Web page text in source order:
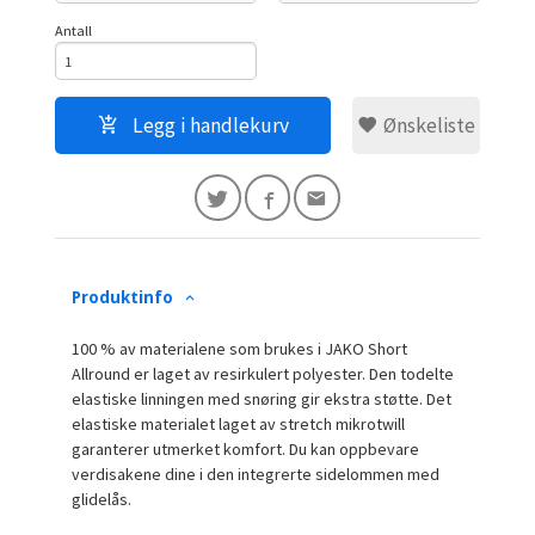
Antall
Legg i handlekurv Ønskeliste
Produktinfo
100 % av materialene som brukes i JAKO Short
Allround er laget av resirkulert polyester. Den todelte
elastiske linningen med snøring gir ekstra støtte. Det
elastiske materialet laget av stretch mikrotwill
garanterer utmerket komfort. Du kan oppbevare
verdisakene dine i den integrerte sidelommen med
glidelås.